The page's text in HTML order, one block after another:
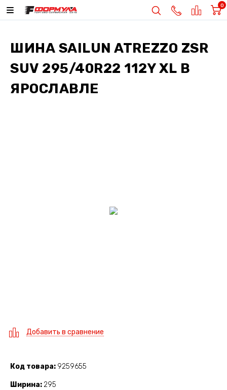
0
ШИНА SAILUN ATREZZO ZSR
SUV 295/40R22 112Y XL В
ЯРОСЛАВЛЕ
Добавить в сравнение
Код товара 9259655
Ширина 295